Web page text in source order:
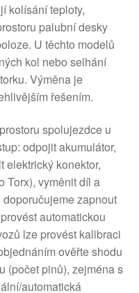
kolísání teploty,
palubní desky
U těchto modelů
kol nebo selhání
Výměna je
řešením.
spolujezdce u
odpojit akumulátor,
elektrický konektor,
Torx), vyměnit díl a
zapnout
automatickou
lze provést kalibraci
ověřte shodu
(počet pinů), zejména s
automatická